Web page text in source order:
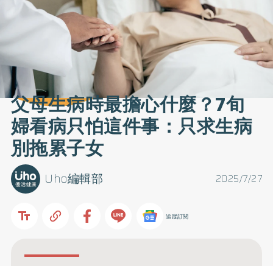
父母生病時最擔心什麼？7旬
婦看病只怕這件事：只求生病
別拖累子女
2025/7/27
Uho編輯部
追蹤訂閱